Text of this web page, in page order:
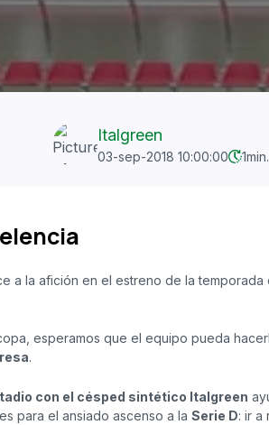
Italgreen
03-sep-2018 10:00:00 1
a la afición en el estreno de la temporada
esperamos que el equipo pueda
.
con el césped sintético Italgreen
para el ansiado ascenso a la Serie D: ir a